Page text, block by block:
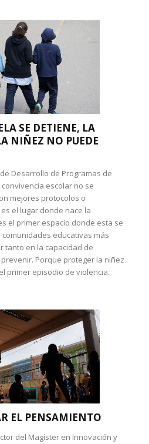
SE DETIENE, LA
NIÑEZ NO PUEDE
Desarrollo de Programas de
escolar no se
mejores protocolos o
el lugar donde nace la
el primer espacio donde esta se
educativas más
tanto en la capacidad de
Porque proteger la niñez
primer episodio de violencia.
EL PENSAMIENTO
del Magíster en Innovación y